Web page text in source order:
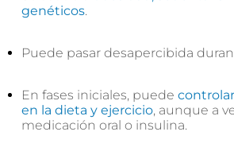
genéticos.
Puede pasar desapercibida
En fases iniciales, puede
en la dieta y ejercicio, aunque a
medicación oral o insulina.